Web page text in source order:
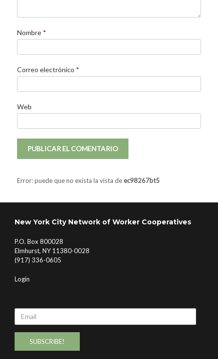
Nombre *
Correo electrónico *
Web
Error: puede que no exista la vista de ec98267bt5
New York City Network of Worker Cooperatives
P.O. Box 800028
Elmhurst, NY 11380-0028
(917) 336-0605
Login
Email